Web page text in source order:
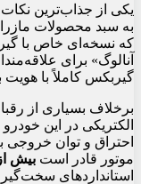
یکی از جذاب‌ترین
به سبد محصولات
که نسخه‌ای خاص با
آنالوگ» برای
گیربکس کاملاً با هویت
برخلاف بسیاری از
احتراق و توان خروجی
موتور قادر است بیش از ۶۲۰ اسب بخار
استانداردهای